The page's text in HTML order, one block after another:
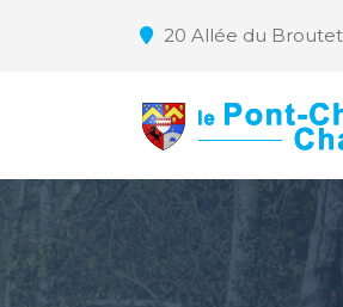
20 Allée du